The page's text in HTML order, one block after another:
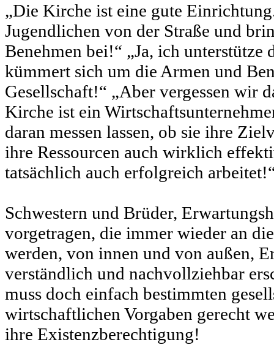
„Die Kirche ist eine gute
Jugendlichen von der Straße und
Benehmen bei!“ „Ja, ich unterstütze
kümmert sich um die Armen und
Gesellschaft!“ „Aber vergessen wir
Kirche ist ein
daran messen lassen, ob sie ihre
ihre Ressourcen auch wirklich
tatsächlich auch erfolgreich
Schwestern und Brüder,
vorgetragen, die immer wieder an
werden, von innen und von außen,
verständlich und nachvollziehbar
muss doch einfach bestimmten
wirtschaftlichen Vorgaben gerecht
ihre Existenzberechtigung!